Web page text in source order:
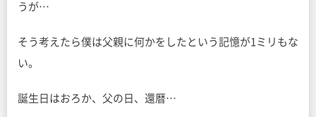
うが…
そう考えたら僕は父親に何かをしたという記憶が1ミリもな
い。
誕生日はおろか、父の日、還暦…